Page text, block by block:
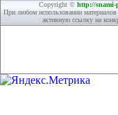
Copyright © http://snami-
При любом использовании материалов
активную ссылку на